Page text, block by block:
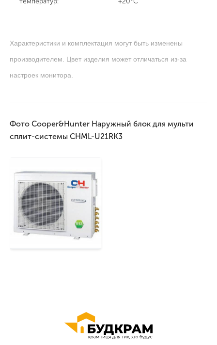
Характеристики и комплектация могут быть изменены
производителем. Цвет изделия может отличаться из-за
настроек монитора.
Фото Cooper&Hunter Наружный блок для мульти
сплит-системы CHML-U21RK3